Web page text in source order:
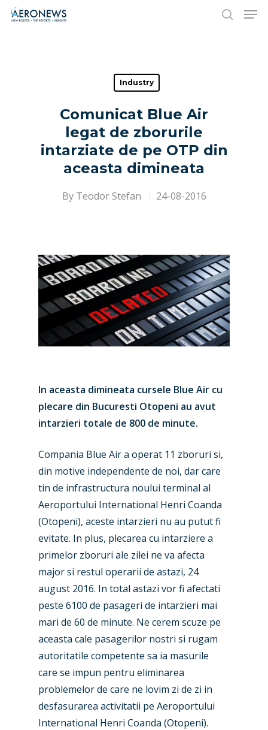
Hit enter to search or ESC to close
Industry
Comunicat Blue Air
legat de zborurile
intarziate de pe OTP din
aceasta dimineata
By Teodor Stefan 24-08-2016
In aceasta dimineata cursele Blue Air cu
plecare din Bucuresti Otopeni au avut
intarzieri totale de 800 de minute.
Compania Blue Air a operat 11 zboruri si,
din motive independente de noi, dar care
tin de infrastructura noului terminal al
Aeroportului International Henri Coanda
(Otopeni), aceste intarzieri nu au putut fi
evitate. In plus, plecarea cu intarziere a
primelor zboruri ale zilei ne va afecta
major si restul operarii de astazi, 24
august 2016. In total astazi vor fi afectati
peste 6100 de pasageri de intarzieri mai
mari de 60 de minute. Ne cerem scuze pe
aceasta cale pasagerilor nostri si rugam
autoritatile competente sa ia masurile
care se impun pentru eliminarea
problemelor de care ne lovim zi de zi in
desfasurarea activitatii pe Aeroportului
International Henri Coanda (Otopeni).
New Routes
Industry
Accidents / Incidents
Airshows
Dubai 2025
Paris 2025
Farnborough 2024
Paris 2023
Farnborough 2022
Dubai 2019
Paris 2019
Business Jets
Military
Trip Reports
Marketplace
Jobs
Contact